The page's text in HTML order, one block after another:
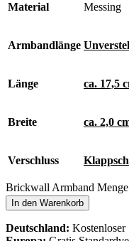
Material Messing
Armbandlänge
Länge ca. 17,5
Breite ca. 2,0
Verschluss
Brickwall Armband Menge
In den Warenkorb
Deutschland: Kostenloser